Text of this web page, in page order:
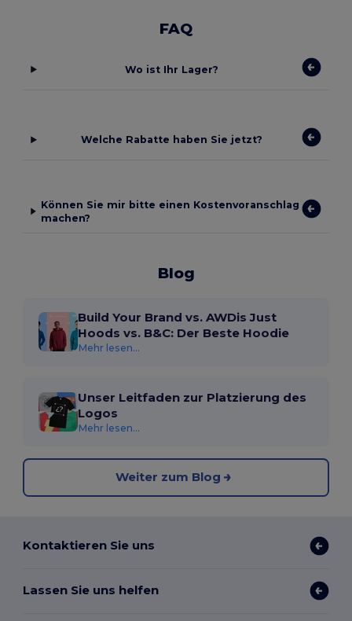
FAQ
Wo ist Ihr Lager?
Welche Rabatte haben Sie jetzt?
Können Sie mir bitte einen Kostenvoranschlag
machen?
Blog
Build Your Brand vs. AWDis Just
Hoods vs. B&C: Der Beste Hoodie
Mehr lesen...
Unser Leitfaden zur Platzierung des
Logos
Mehr lesen...
Weiter zum Blog
Kontaktieren Sie uns
Lassen Sie uns helfen